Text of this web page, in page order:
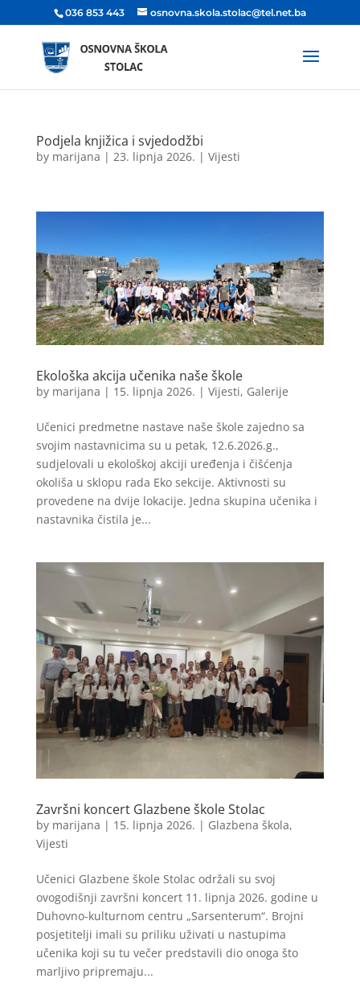
036 853 443 osnovna.skola.stolac@tel.net.ba
Podjela knjižica i svjedodžbi
by marijana | 23. lipnja 2026. | Vijesti
Ekološka akcija učenika naše škole
by marijana | 15. lipnja 2026. | Vijesti, Galerije
Učenici predmetne nastave naše škole zajedno sa
svojim nastavnicima su u petak, 12.6.2026.g.,
sudjelovali u ekološkoj akciji uređenja i čišćenja
okoliša u sklopu rada Eko sekcije. Aktivnosti su
provedene na dvije lokacije. Jedna skupina učenika i
nastavnika čistila je...
Završni koncert Glazbene škole Stolac
by marijana | 15. lipnja 2026. | Glazbena škola,
Vijesti
Učenici Glazbene škole Stolac održali su svoj
ovogodišnji završni koncert 11. lipnja 2026. godine u
Duhovno-kulturnom centru „Sarsenterum“. Brojni
posjetitelji imali su priliku uživati u nastupima
učenika koji su tu večer predstavili dio onoga što
marljivo pripremaju...